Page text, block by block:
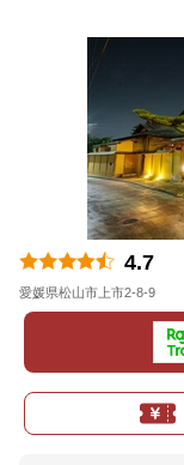
4.7
愛媛県松山市上市2-8-9